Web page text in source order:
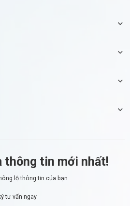
thông tin mới nhất!
lộ thông tin của bạn.
tư vấn ngay